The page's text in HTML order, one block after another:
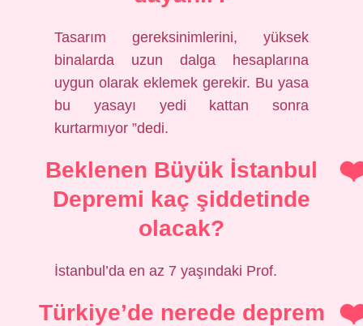
Tasarım gereksinimlerini, yüksek
binalarda uzun dalga hesaplarına
uygun olarak eklemek gerekir. Bu yasa
bu yasayı yedi kattan sonra
kurtarmıyor ”dedi.
Beklenen Büyük İstanbul
Depremi kaç şiddetinde
olacak?
İstanbul’da en az 7 yaşındaki Prof.
Türkiye’de nerede deprem